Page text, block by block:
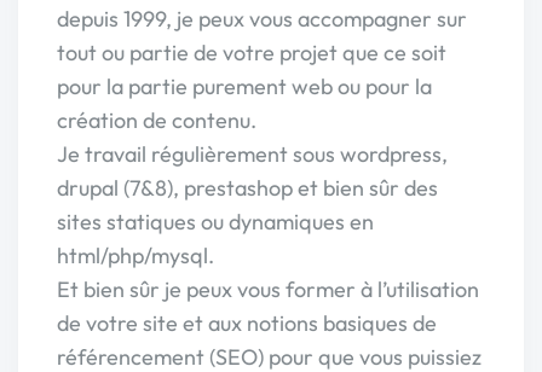
depuis 1999, je peux vous accompagner sur
tout ou partie de votre projet que ce soit
pour la partie purement web ou pour la
création de contenu.
Je travail régulièrement sous wordpress,
drupal (7&8), prestashop et bien sûr des
sites statiques ou dynamiques en
html/php/mysql.
Et bien sûr je peux vous former à l’utilisation
de votre site et aux notions basiques de
référencement (SEO) pour que vous puissiez